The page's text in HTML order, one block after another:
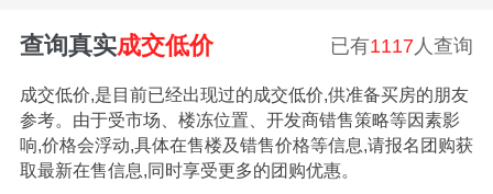
查询真实成交低价 已有1117人查询
成交低价,是目前已经出现过的成交低价,供准备买房的朋友
参考。由于受市场、楼冻位置、开发商错售策略等因素影
响,价格会浮动,具体在售楼及错售价格等信息,请报名团购获
取最新在售信息,同时享受更多的团购优惠。